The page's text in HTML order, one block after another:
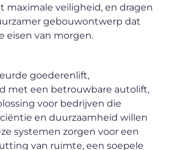
maximale veiligheid, en dragen
gebouwontwerp dat
eisen van morgen.
goederenlift,
met een betrouwbare autolift,
voor bedrijven die
en duurzaamheid willen
systemen zorgen voor een
van ruimte, een soepele